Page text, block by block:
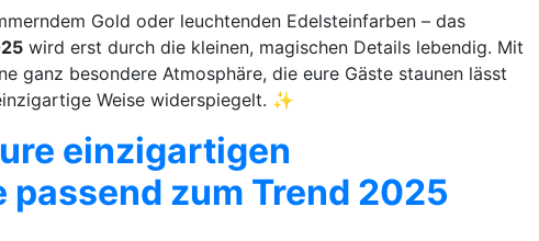
Gold oder leuchtenden Edelsteinfarben – das
wird erst durch die kleinen, magischen Details lebendig. Mit
ganz besondere Atmosphäre, die eure Gäste staunen lässt
Weise widerspiegelt. ✨
einzigartigen
passend zum Trend 2025